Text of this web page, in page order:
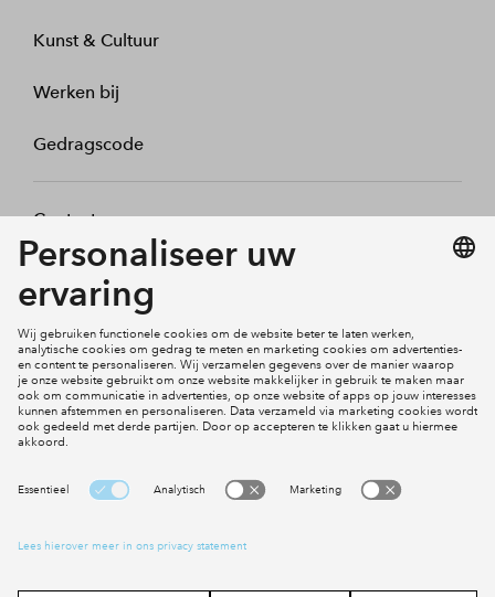
Kunst & Cultuur
Werken bij
Gedragscode
Contact
Mijn profiel
Social Media
Cookies